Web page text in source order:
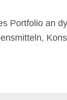
Portfolio an